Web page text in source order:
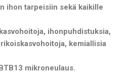
ihon tarpeisiin sekä kaikille
ihonpuhdistuksia,
kemiallisia
mikroneulaus.